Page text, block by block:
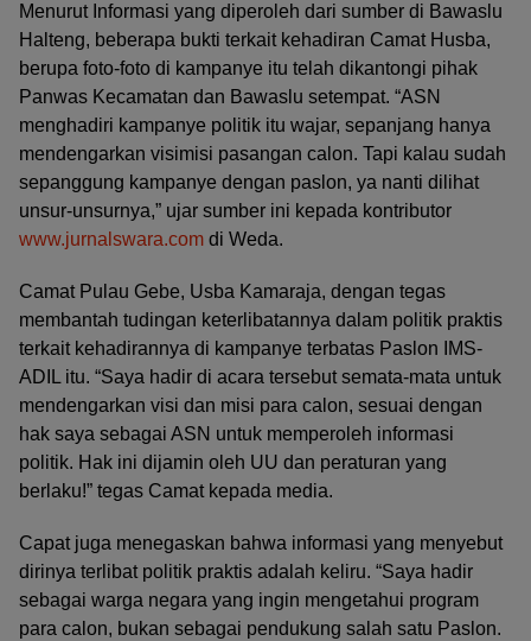
Menurut Informasi yang diperoleh dari sumber di Bawaslu
Halteng, beberapa bukti terkait kehadiran Camat Husba,
berupa foto-foto di kampanye itu telah dikantongi pihak
Panwas Kecamatan dan Bawaslu setempat. “ASN
menghadiri kampanye politik itu wajar, sepanjang hanya
mendengarkan visimisi pasangan calon. Tapi kalau sudah
sepanggung kampanye dengan paslon, ya nanti dilihat
unsur-unsurnya,” ujar sumber ini kepada kontributor
www.jurnalswara.com di Weda.
Camat Pulau Gebe, Usba Kamaraja, dengan tegas
membantah tudingan keterlibatannya dalam politik praktis
terkait kehadirannya di kampanye terbatas Paslon IMS-
ADIL itu. “Saya hadir di acara tersebut semata-mata untuk
mendengarkan visi dan misi para calon, sesuai dengan
hak saya sebagai ASN untuk memperoleh informasi
politik. Hak ini dijamin oleh UU dan peraturan yang
berlaku!” tegas Camat kepada media.
Capat juga menegaskan bahwa informasi yang menyebut
dirinya terlibat politik praktis adalah keliru. “Saya hadir
sebagai warga negara yang ingin mengetahui program
para calon, bukan sebagai pendukung salah satu Paslon.